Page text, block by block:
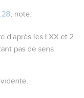
, note.
d'après les LXX et 2
pas de sens